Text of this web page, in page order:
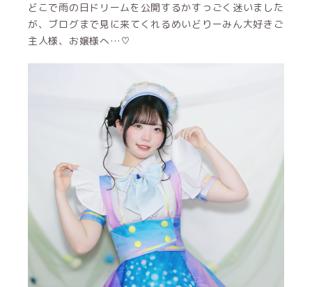
どこで雨の日ドリームを公開するかすっごく迷いました
が、ブログまで見に来てくれるめいどりーみん大好きご
主人様、お嬢様へ…♡